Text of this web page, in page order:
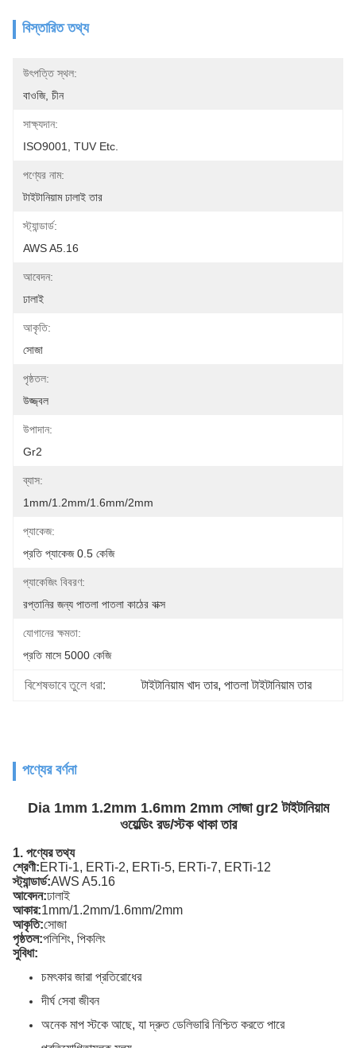
বিস্তারিত তথ্য
উৎপত্তি স্থল:
বাওজি, চীন
সাক্ষ্যদান:
ISO9001, TUV Etc.
পণ্যের নাম:
টাইটানিয়াম ঢালাই তার
স্ট্যান্ডার্ড:
AWS A5.16
আবেদন:
ঢালাই
আকৃতি:
সোজা
পৃষ্ঠতল:
উজ্জ্বল
উপাদান:
Gr2
ব্যাস:
1mm/1.2mm/1.6mm/2mm
প্যাকেজ:
প্রতি প্যাকেজ 0.5 কেজি
প্যাকেজিং বিবরণ:
রপ্তানির জন্য পাতলা পাতলা কাঠের বাক্স
যোগানের ক্ষমতা:
প্রতি মাসে 5000 কেজি
বিশেষভাবে তুলে ধরা: টাইটানিয়াম খাদ তার, পাতলা টাইটানিয়াম তার
পণ্যের বর্ণনা
Dia 1mm 1.2mm 1.6mm 2mm সোজা gr2 টাইটানিয়াম
ওয়েল্ডিং রড/স্টক থাকা তার
1. পণ্যের তথ্য
শ্রেণী:ERTi-1, ERTi-2, ERTi-5, ERTi-7, ERTi-12
স্ট্যান্ডার্ড:AWS A5.16
আবেদন:ঢালাই
আকার:1mm/1.2mm/1.6mm/2mm
আকৃতি:সোজা
পৃষ্ঠতল:পলিশিং, পিকলিং
সুবিধা:
চমৎকার জারা প্রতিরোধের
দীর্ঘ সেবা জীবন
অনেক মাপ স্টকে আছে, যা দ্রুত ডেলিভারি নিশ্চিত করতে পারে